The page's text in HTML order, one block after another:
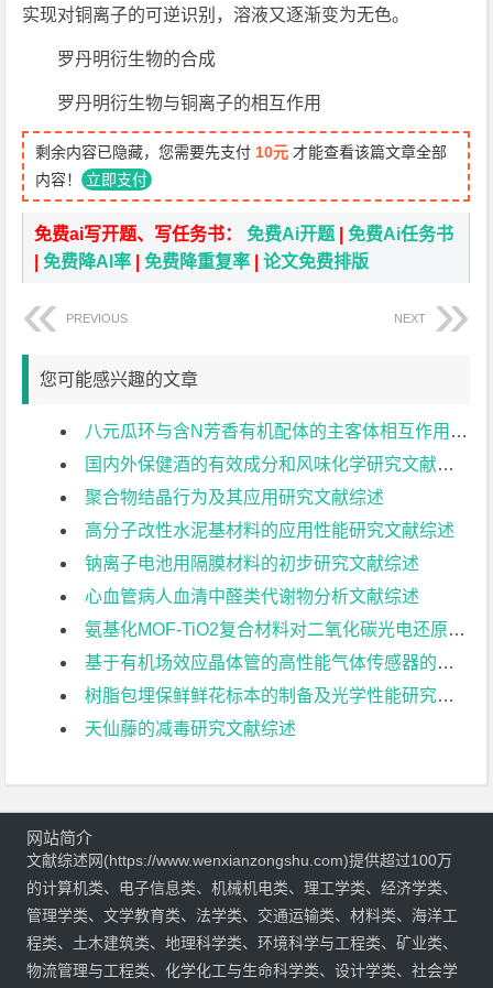
实现对铜离子的可逆识别，溶液又逐渐变为无色。
罗丹明衍生物的合成
罗丹明衍生物与铜离子的相互作用
剩余内容已隐藏，您需要先支付 10元 才能查看该篇文章全部
内容！ 立即支付
免费ai写开题、写任务书：免费Ai开题 |免费Ai任务书
|免费降AI率 |免费降重复率 |论文免费排版
PREVIOUS NEXT
您可能感兴趣的文章
八元瓜环与含N芳香有机配体的主客体相互作用研究文献综述
国内外保健酒的有效成分和风味化学研究文献综述
聚合物结晶行为及其应用研究文献综述
高分子改性水泥基材料的应用性能研究文献综述
钠离子电池用隔膜材料的初步研究文献综述
心血管病人血清中醛类代谢物分析文献综述
氨基化MOF-TiO2复合材料对二氧化碳光电还原的研究文献综述
基于有机场效应晶体管的高性能气体传感器的制备与研究文献综述
树脂包埋保鲜鲜花标本的制备及光学性能研究文献综述
天仙藤的减毒研究文献综述
网站简介
文献综述网(https://www.wenxianzongshu.com)提供超过100万
的计算机类、电子信息类、机械机电类、理工学类、经济学类、
管理学类、文学教育类、法学类、交通运输类、材料类、海洋工
程类、土木建筑类、地理科学类、环境科学与工程类、矿业类、
物流管理与工程类、化学化工与生命科学类、设计学类、社会学